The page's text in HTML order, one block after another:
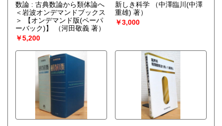
数論 : 古典数論から類体論へ
＜岩波オンデマンドブックス
＞ 【オンデマンド版(ペーパ
ーバック)】
（河田敬義 著）
￥5,200
新しき科学
（中澤臨川(中澤
重雄) 著）
￥3,000